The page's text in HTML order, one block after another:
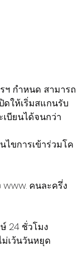
ฯ กำหนด สามารถ
ดให้เริ่มสแกนรับ
บียนได้จนกว่า
ขการเข้าร่วมโค
www. คนละครึ่ง
24 ชั่วโมง
ม่เว้นวันหยุด